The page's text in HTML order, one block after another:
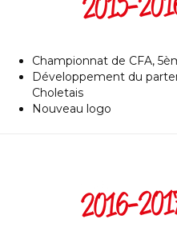
Championnat de CFA,
Développement du
Choletais
Nouveau logo